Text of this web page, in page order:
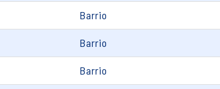
Barrio
Barrio
Barrio